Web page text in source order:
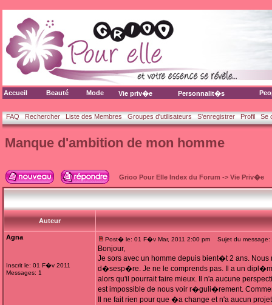
Accueil Beauté Mode Vie priv�e Personnalit�s
FAQ Rechercher Liste des Membres Groupes d'utilisateurs S'enregistrer Profil Se
Manque d'ambition de mon homme
Grioo Pour Elle Index du Forum -> Vie Priv�e
Auteur
Agna
Inscrit le: 01 F�v 2011
Messages: 1
Post� le: 01 F�v Mar, 2011 2:00 pm Sujet du message:
Bonjour,
Je sors avec un homme depuis bient�t 2 ans.
d�sesp�re. Je ne le comprends pas. Il a un
alors qu'il pourrait faire mieux. Il n'a aucune
est impossible de nous voir r�guli�rement.
Il ne fait rien pour que �a change et n'a aucun